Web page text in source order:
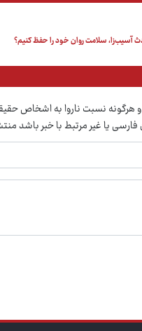
آسیب‌زا، سلامت روان خود را حفظ کنیم؟
هرگونه نسبت ناروا به اشخاص
فارسی یا غیر مرتبط با خبر باشد